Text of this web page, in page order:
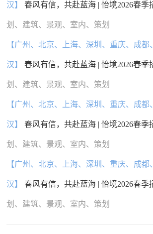
汉】 春风有信，共赴蓝海 | 怡境2026春季
划、建筑、景观、室内、策划
【广州、北京、上海、深圳、重庆、成
汉】 春风有信，共赴蓝海 | 怡境2026春季
划、建筑、景观、室内、策划
【广州、北京、上海、深圳、重庆、成
汉】 春风有信，共赴蓝海 | 怡境2026春季
划、建筑、景观、室内、策划
【广州、北京、上海、深圳、重庆、成
汉】 春风有信，共赴蓝海 | 怡境2026春季
划、建筑、景观、室内、策划